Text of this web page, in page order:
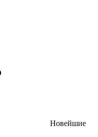
Новейшие